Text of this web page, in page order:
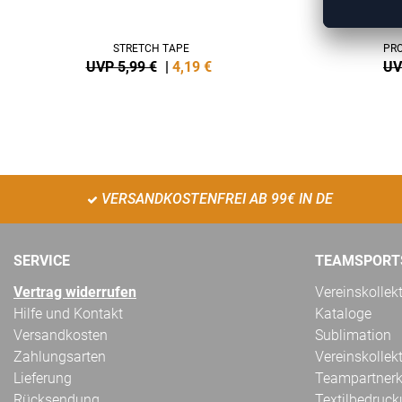
STRETCH TAPE
UVP 5,99 € | 4,19 €
VERSANDKOSTENFREI AB 99€ IN DE
SERVICE
Vertrag widerrufen
Hilfe und Kontakt
Versandkosten
Zahlungsarten
Lieferung
Kataloge
Sublimation